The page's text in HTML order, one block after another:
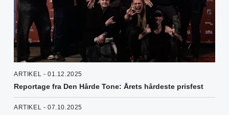
ARTIKEL - 01.12.2025
Reportage fra Den Hårde Tone: Årets hårdeste prisfest
ARTIKEL - 07.10.2025